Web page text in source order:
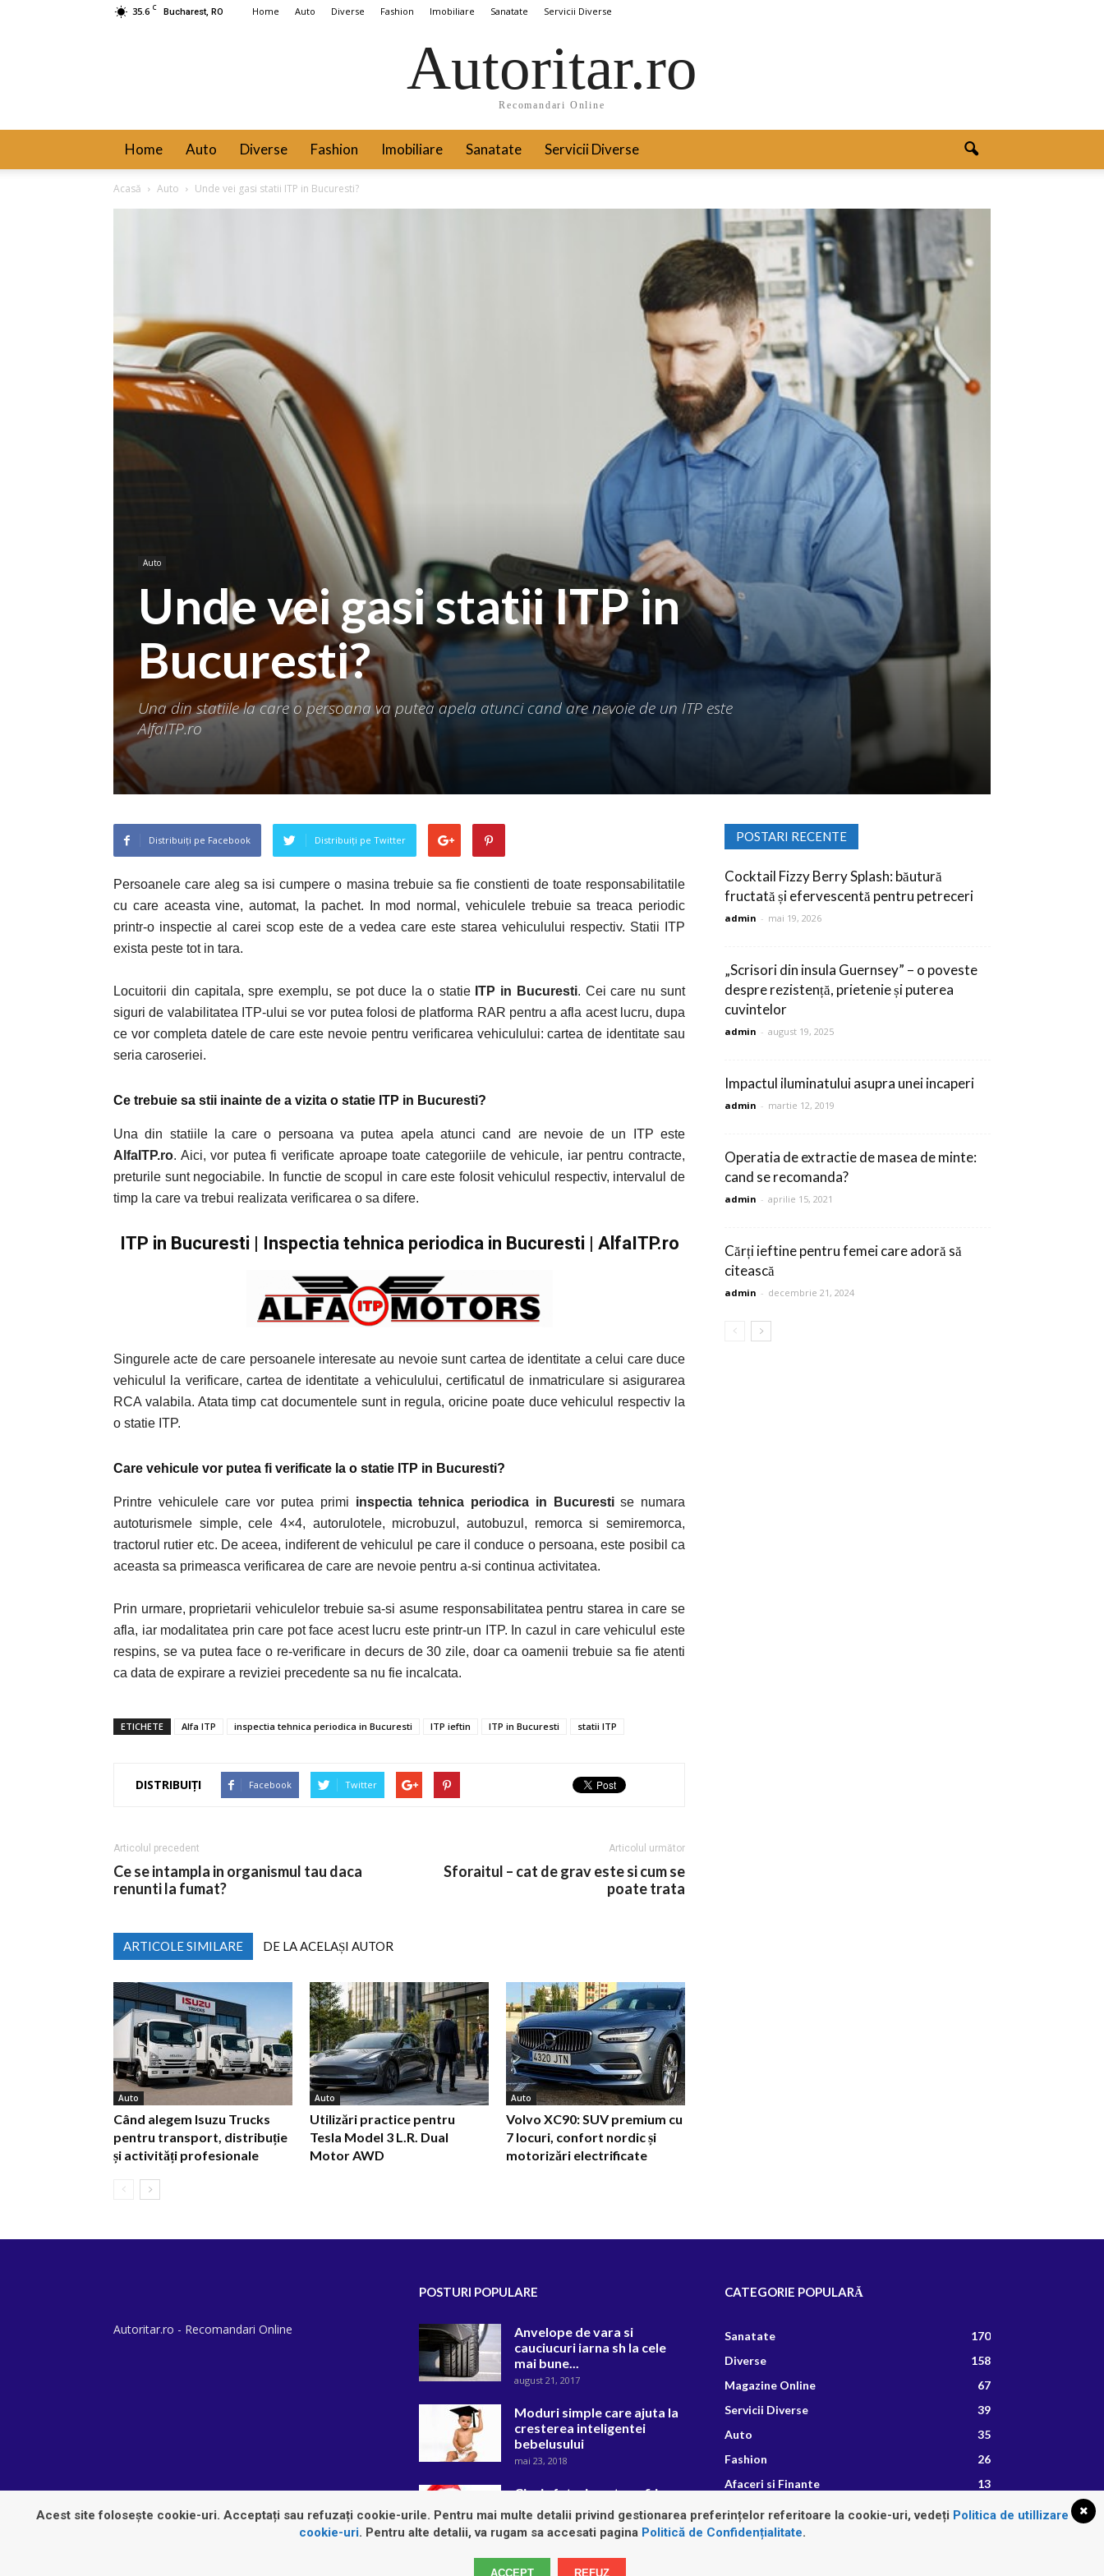
35.6 C Bucharest, RO Home Auto Diverse Fashion Imobiliare Sanatate Servicii Diverse
Autoritar.ro
Recomandari Online
Home Auto Diverse Fashion Imobiliare Sanatate Servicii Diverse
Acasă Auto Unde vei gasi statii ITP in Bucuresti?
Auto
Unde vei gasi statii ITP in
Bucuresti?
Una din statiile la care o persoana va putea apela atunci cand are nevoie de un ITP este
AlfaITP.ro
Distribuiți pe Facebook Distribuiți pe Twitter
Persoanele care aleg sa isi cumpere o masina trebuie sa fie constienti de toate responsabilitatile
cu care aceasta vine, automat, la pachet. In mod normal, vehiculele trebuie sa treaca periodic
printr-o inspectie al carei scop este de a vedea care este starea vehiculului respectiv. Statii ITP
exista peste tot in tara.
Locuitorii din capitala, spre exemplu, se pot duce la o statie ITP in Bucuresti. Cei care nu sunt
siguri de valabilitatea ITP-ului se vor putea folosi de platforma RAR pentru a afla acest lucru, dupa
ce vor completa datele de care este nevoie pentru verificarea vehiculului: cartea de identitate sau
seria caroseriei.
Ce trebuie sa stii inainte de a vizita o statie ITP in Bucuresti?
Una din statiile la care o persoana va putea apela atunci cand are nevoie de un ITP este
AlfaITP.ro. Aici, vor putea fi verificate aproape toate categoriile de vehicule, iar pentru contracte,
preturile sunt negociabile. In functie de scopul in care este folosit vehiculul respectiv, intervalul de
timp la care va trebui realizata verificarea o sa difere.
ITP in Bucuresti | Inspectia tehnica periodica in Bucuresti | AlfaITP.ro
Singurele acte de care persoanele interesate au nevoie sunt cartea de identitate a celui care duce
vehiculul la verificare, cartea de identitate a vehiculului, certificatul de inmatriculare si asigurarea
RCA valabila. Atata timp cat documentele sunt in regula, oricine poate duce vehiculul respectiv la
o statie ITP.
Care vehicule vor putea fi verificate la o statie ITP in Bucuresti?
Printre vehiculele care vor putea primi inspectia tehnica periodica in Bucurestise numara
autoturismele simple, cele 4×4, autorulotele, microbuzul, autobuzul, remorca si semiremorca,
tractorul rutier etc. De aceea, indiferent de vehiculul pe care il conduce o persoana, este posibil ca
aceasta sa primeasca verificarea de care are nevoie pentru a-si continua activitatea.
Prin urmare, proprietarii vehiculelor trebuie sa-si asume responsabilitatea pentru starea in care se
afla, iar modalitatea prin care pot face acest lucru este printr-un ITP. In cazul in care vehiculul este
respins, se va putea face o re-verificare in decurs de 30 zile, doar ca oamenii trebuie sa fie atenti
ca data de expirare a reviziei precedente sa nu fie incalcata.
ETICHETE Alfa ITP inspectia tehnica periodica in Bucuresti ITP ieftin ITP in Bucuresti statii ITP
DISTRIBUIȚI Facebook Twitter
Articolul precedent
Ce se intampla in organismul tau daca
renunti la fumat?
Articolul următor
Sforaitul – cat de grav este si cum se
poate trata
ARTICOLE SIMILARE DE LA ACELAȘI AUTOR
Auto
Când alegem Isuzu Trucks
pentru transport, distribuție
și activități profesionale
Auto
Utilizări practice pentru
Tesla Model 3 L.R. Dual
Motor AWD
Auto
Volvo XC90: SUV premium cu
7 locuri, confort nordic și
motorizări electrificate
POSTARI RECENTE
Cocktail Fizzy Berry Splash: băutură
fructată și efervescentă pentru petreceri
admin - mai 19, 2026
„Scrisori din insula Guernsey” – o poveste
despre rezistență, prietenie și puterea
cuvintelor
admin - august 19, 2025
Impactul iluminatului asupra unei incaperi
admin - martie 12, 2019
Operatia de extractie de masea de minte:
cand se recomanda?
admin - aprilie 15, 2021
Cărți ieftine pentru femei care adoră să
citească
admin - decembrie 21, 2024
Autoritar.ro - Recomandari Online
POSTURI POPULARE
Anvelope de vara si
cauciucuri iarna sh la cele
mai bune...
august 21, 2017
Moduri simple care ajuta la
cresterea inteligentei
bebelusului
mai 23, 2018
Cinci sfaturi pentru a fi in
forma de Craciun
decembrie 20, 2018
CATEGORIE POPULARĂ
Sanatate
170
Diverse
158
Magazine Online
67
Servicii Diverse
39
Auto
35
Fashion
26
Afaceri si Finante
13
Retete Culinare
Acest site folosește cookie-uri. Acceptați sau refuzați cookie-urile. Pentru mai multe detalii privind gestionarea preferințelor referitoare la cookie-uri, vedeți Politica de utillizare
cookie-uri. Pentru alte detalii, va rugam sa accesati pagina Politică de Confidențialitate.
ACCEPT REFUZ